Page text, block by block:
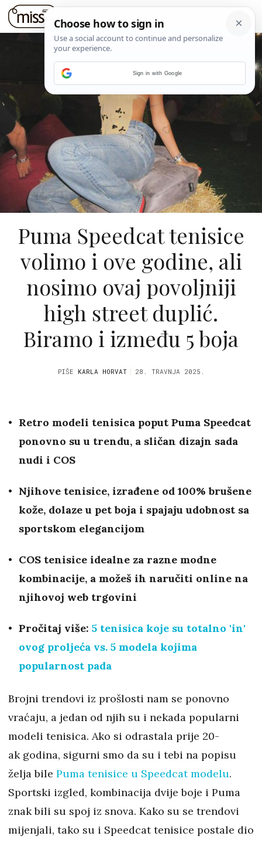
Puma Speedcat tenisice
volimo i ove godine, ali
nosimo ovaj povoljniji
high street duplić.
Biramo i između 5 boja
PIŠE KARLA HORVAT 28. TRAVNJA 2025.
Retro modeli tenisica poput Puma Speedcat
ponovno su u trendu, a sličan dizajn sada
nudi i COS
Njihove tenisice, izrađene od 100% brušene
kože, dolaze u pet boja i spajaju udobnost sa
sportskom elegancijom
COS tenisice idealne za razne modne
kombinacije, a možeš ih naručiti online na
njihovoj web trgovini
Pročitaj više: 5 tenisica koje su totalno 'in'
ovog proljeća vs. 5 modela kojima
popularnost pada
Brojni trendovi iz prošlosti nam se ponovno
vraćaju, a jedan od njih su i nekada popularni
modeli tenisica. Ako si odrastala prije 20-
ak godina, sigurni smo da su i tebi na popisu
želja bile Puma tenisice u Speedcat modelu.
Sportski izgled, kombinacija dvije boje i Puma
znak bili su spoj iz snova. Kako su se trendovi
mijenjali, tako su i Speedcat tenisice postale dio
Sign in with Google